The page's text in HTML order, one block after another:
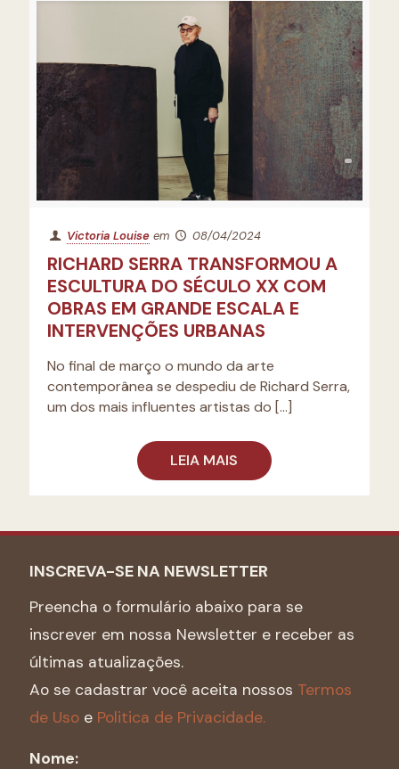
Victoria Louise em 08/04/2024
RICHARD SERRA TRANSFORMOU A
ESCULTURA DO SÉCULO XX COM
OBRAS EM GRANDE ESCALA E
INTERVENÇÕES URBANAS
No final de março o mundo da arte
contemporânea se despediu de Richard Serra,
um dos mais influentes artistas do […]
LEIA MAIS
INSCREVA-SE NA NEWSLETTER
Preencha o formulário abaixo para se
inscrever em nossa Newsletter e receber as
últimas atualizações.
Ao se cadastrar você aceita nossos Termos
de Uso e Politica de Privacidade.
Nome: